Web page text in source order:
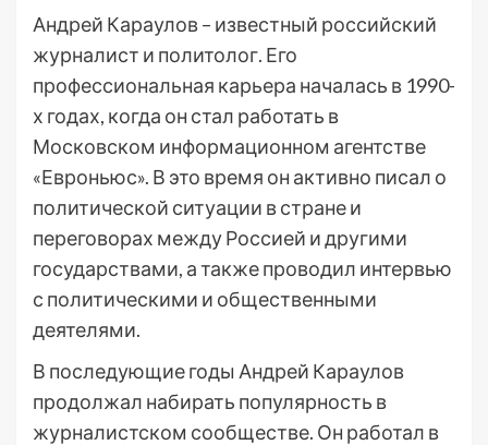
Андрей Караулов – известный российский
журналист и политолог. Его
профессиональная карьера началась в 1990-
х годах, когда он стал работать в
Московском информационном агентстве
«Евроньюс». В это время он активно писал о
политической ситуации в стране и
переговорах между Россией и другими
государствами, а также проводил интервью
с политическими и общественными
деятелями.
В последующие годы Андрей Караулов
продолжал набирать популярность в
журналистском сообществе. Он работал в